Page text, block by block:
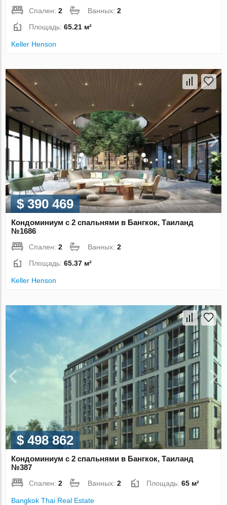
Спален:2 Ванных:2
Площадь:65.21 м²
Keller Henson
$ 390 469
Кондоминиум с 2 спальнями в Бангкок, Таиланд
№1686
Спален:2 Ванных:2
Площадь:65.37 м²
Keller Henson
$ 498 862
Кондоминиум с 2 спальнями в Бангкок, Таиланд
№387
Спален:2 Ванных:2 Площадь:65 м²
Bangkok Thai Real Estate